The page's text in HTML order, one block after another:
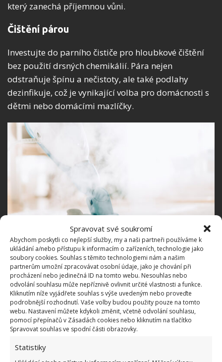
Spravovat své soukromí
Abychom poskytli co nejlepší služby, my a naši partneři používáme k
ukládání a/nebo přístupu k informacím o zařízeních, technologie jako
soubory cookies. Souhlas s těmito technologiemi nám a našim
partnerům umožní zpracovávat osobní údaje, jako je chování při
procházení nebo jedinečná ID na tomto webu. Nesouhlas nebo
odvolání souhlasu může nepříznivě ovlivnit určité vlastnosti a funkce.
Kliknutím níže vyjádřete souhlas s výše uvedeným nebo proveďte
podrobnější rozhodnutí. Vaše volby budou použity pouze na tomto
webu. Nastavení můžete kdykoli změnit, včetně odvolání souhlasu,
pomocí přepínačů v Zásadách cookies nebo kliknutím na tlačítko
Spravovat souhlas ve spodní části obrazovky.
Statistiky
který zanechá příjemnou vůni.
Čištění párou
Investujte do parního čističe pro hloubkové čištění
bez použití drsných chemikálií. Pára nejen
odstraňuje špínu a nečistoty, ale také podlahy
dezinfikuje, což je vynikající volba pro domácnosti s
dětmi nebo domácími mazlíčky.
Potřebujeteprofi monterky? Neváhejte a podívejte
se do katalogu.
Síla jedlé sody
podlahy jedlou sodou a vydrhněte je vlhkým